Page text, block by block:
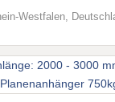
Westfalen,